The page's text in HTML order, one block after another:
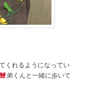
くれるようになってい
弟くんと一緒に歩いて